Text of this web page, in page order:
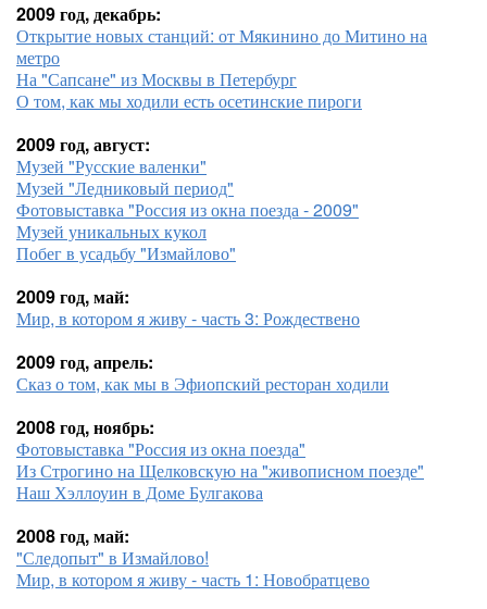
2009 год, декабрь:
Открытие новых станций: от Мякинино до Митино на
метро
На "Сапсане" из Москвы в Петербург
О том, как мы ходили есть осетинские пироги
2009 год, август:
Музей "Русские валенки"
Музей "Ледниковый период"
Фотовыставка "Россия из окна поезда - 2009"
Музей уникальных кукол
Побег в усадьбу "Измайлово"
2009 год, май:
Мир, в котором я живу - часть 3: Рождествено
2009 год, апрель:
Сказ о том, как мы в Эфиопский ресторан ходили
2008 год, ноябрь:
Фотовыставка "Россия из окна поезда"
Из Строгино на Щелковскую на "живописном поезде"
Наш Хэллоуин в Доме Булгакова
2008 год, май:
"Следопыт" в Измайлово!
Мир, в котором я живу - часть 1: Новобратцево